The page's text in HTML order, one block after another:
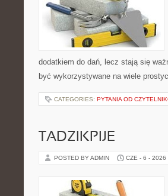
dodatkiem do dań, lecz stają się
być wykorzystywane na wiele
CATEGORIES: PYTANIA OD
TADZIKPIJE
POSTED BY ADMIN CZE - 6 - 2026